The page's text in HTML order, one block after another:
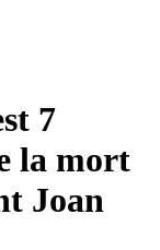
7
la mort
Joan